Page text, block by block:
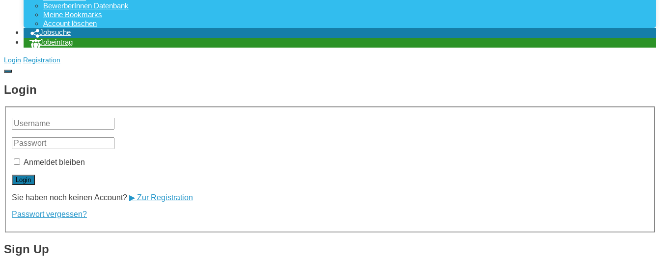
BewerberInnen Datenbank
Meine Bookmarks
Account löschen
Jobsuche
Jobeintrag
Login Registration
Login
Anmeldet bleiben
Sie haben noch keinen Account? ▶ Zur Registration
Passwort vergessen?
Sign Up